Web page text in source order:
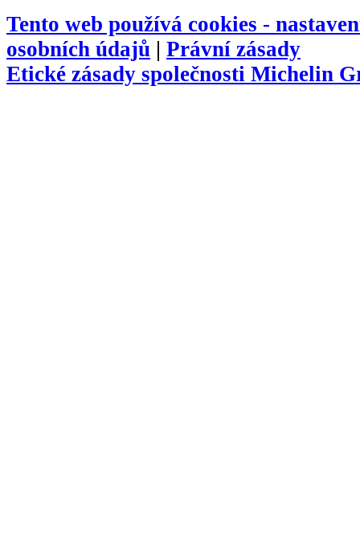
Tento web používá cookies -
osobních údajů | Právní zásady
Etické zásady společnosti Michelin